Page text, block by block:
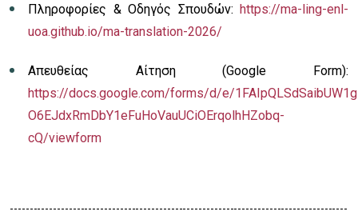
Πληροφορίες & Οδηγός Σπουδών: https://ma-ling-enl-
uoa.github.io/ma-translation-2026/
Απευθείας Αίτηση (Google Form):
https://docs.google.com/forms/d/e/
O6EJdxRmDbY1eFuHoVauUCiOErqolhHZobq-
cQ/viewform
--------------------------------------------------------------------------------------